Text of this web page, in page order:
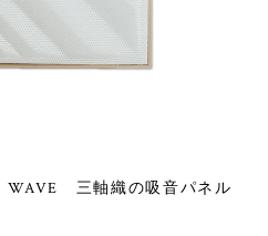
三軸織の吸音パネル